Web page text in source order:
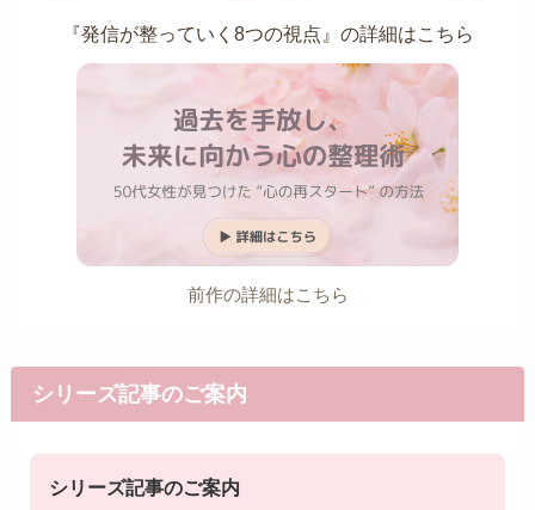
『発信が整っていく8つの視点』の詳細はこちら
前作の詳細はこちら
シリーズ記事のご案内
シリーズ記事のご案内